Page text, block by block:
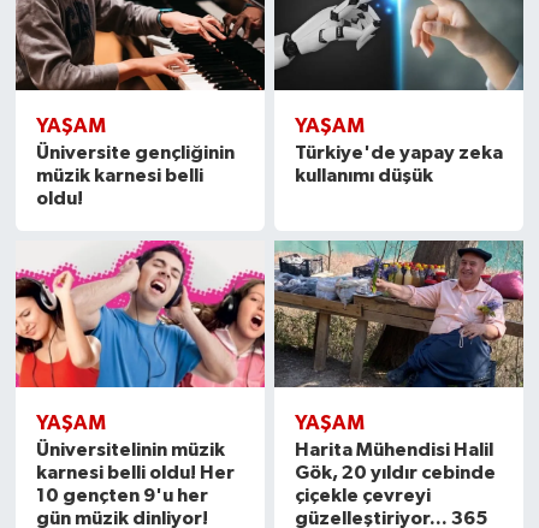
YAŞAM
Üniversite gençliğinin
müzik karnesi belli
oldu!
YAŞAM
Türkiye'de yapay zeka
kullanımı düşük
YAŞAM
Üniversitelinin müzik
karnesi belli oldu! Her
10 gençten 9'u her
gün müzik dinliyor!
YAŞAM
Harita Mühendisi Halil
Gök, 20 yıldır cebinde
çiçekle çevreyi
güzelleştiriyor... 365